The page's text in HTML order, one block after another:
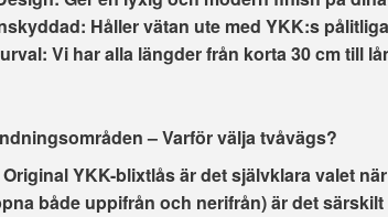
Håller vätan ute med YKK:s
Vi har alla längder från korta 30 cm till
– Varför välja tvåvägs?
Original YKK-blixtlåsär det självklara valet
både uppifrån och nerifrån) är det